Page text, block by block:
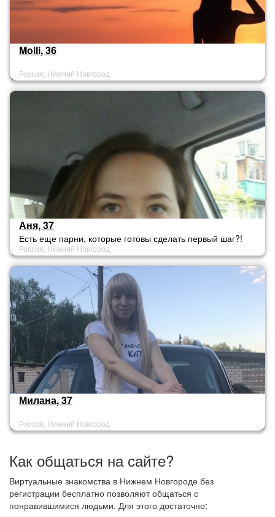
Molli, 36
Россия, Нижний Новгород
Аня, 37
Есть еще парни, которые готовы сделать первый шаг?!
Россия, Нижний Новгород
Милана, 37
Россия, Нижний Новгород
Как общаться на сайте?
Виртуальные знакомства в Нижнем Новгороде без
регистрации бесплатно позволяют общаться с
понравившимися людьми. Для этого достаточно: